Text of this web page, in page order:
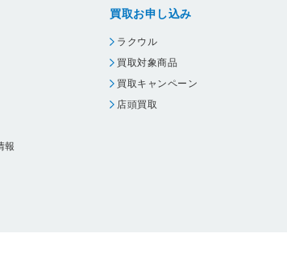
報
買取お申し込み
ラクウル
買取対象商品
買取キャンペーン
店頭買取